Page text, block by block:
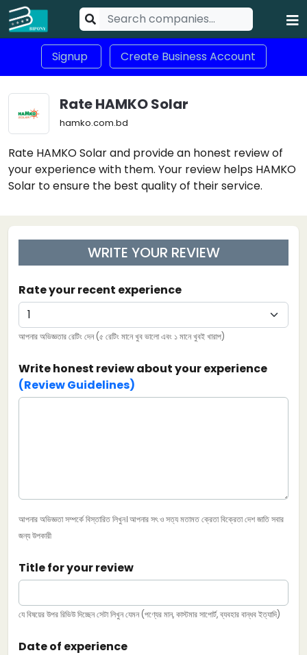
Signup Create Business Account
Rate HAMKO Solar
hamko.com.bd
Rate HAMKO Solar and provide an honest review of
your experience with them. Your review helps HAMKO
Solar to ensure the best quality of their service.
WRITE YOUR REVIEW
Rate your recent experience
আপনার অভিজ্ঞতার রেটিং দেন (৫ রেটিং মানে খুব ভালো এবং ১ মানে খুবই খারাপ)
Write honest review about your experience
(Review Guidelines)
আপনার অভিজ্ঞতা সম্পর্কে বিস্তারিত লিখুন। আপনার সৎ ও সত্য মতামত ক্রেতা বিক্রেতা দেশ জাতি সবার
জন্য উপকারী
Title for your review
যে বিষয়ের উপর রিভিউ দিচ্ছেন সেটা লিখুন যেমন (পণ্যের মান, কাস্টমার সাপোর্ট, ব্যবহার বান্ধব ইত্যাদি)
Date of experience